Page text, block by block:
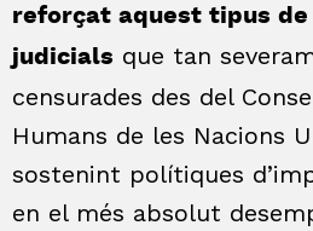
reforçat aquest tipus
judicials que tan
censurades des del
Humans de les Nacions
sostenint polítiques
en el més absolut